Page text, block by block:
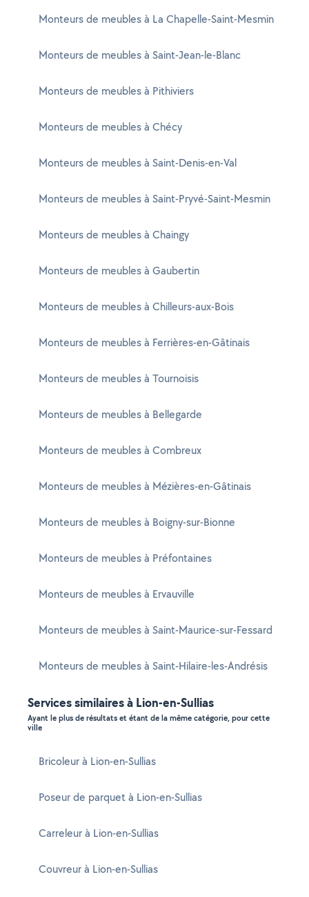
Monteurs de meubles à La Chapelle-Saint-Mesmin
Monteurs de meubles à Saint-Jean-le-Blanc
Monteurs de meubles à Pithiviers
Monteurs de meubles à Chécy
Monteurs de meubles à Saint-Denis-en-Val
Monteurs de meubles à Saint-Pryvé-Saint-Mesmin
Monteurs de meubles à Chaingy
Monteurs de meubles à Gaubertin
Monteurs de meubles à Chilleurs-aux-Bois
Monteurs de meubles à Ferrières-en-Gâtinais
Monteurs de meubles à Tournoisis
Monteurs de meubles à Bellegarde
Monteurs de meubles à Combreux
Monteurs de meubles à Mézières-en-Gâtinais
Monteurs de meubles à Boigny-sur-Bionne
Monteurs de meubles à Préfontaines
Monteurs de meubles à Ervauville
Monteurs de meubles à Saint-Maurice-sur-Fessard
Monteurs de meubles à Saint-Hilaire-les-Andrésis
Services similaires à Lion-en-Sullias
Ayant le plus de résultats et étant de la même catégorie, pour cette
ville
Bricoleur à Lion-en-Sullias
Poseur de parquet à Lion-en-Sullias
Carreleur à Lion-en-Sullias
Couvreur à Lion-en-Sullias